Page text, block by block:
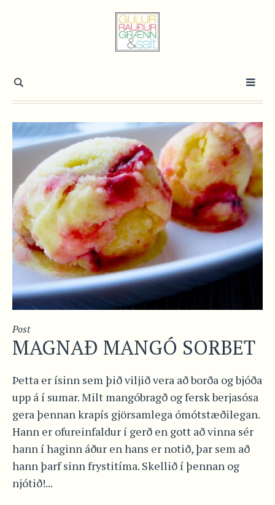
Post
MAGNAÐ MANGÓ SORBET
Þetta er ísinn sem þið viljið vera að borða og bjóða
upp á í sumar. Milt mangóbragð og fersk berjasósa
gera þennan krapís gjörsamlega ómótstæðilegan.
Hann er ofureinfaldur í gerð en gott að vinna sér
hann í haginn áður en hans er notið, þar sem að
hann þarf sinn frystitíma. Skellið í þennan og
njótið!...